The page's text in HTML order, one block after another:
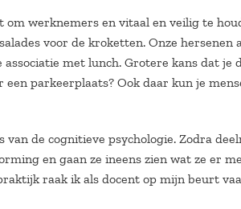
werknemers en vitaal en veilig te
voor de kroketten. Onze hersenen
met lunch. Grotere kans dat je
parkeerplaats? Ook daar kun je
van de cognitieve psychologie. Zodra
en gaan ze ineens zien wat ze er
raak ik als docent op mijn beurt